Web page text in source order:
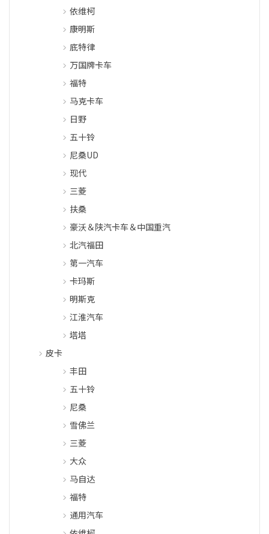
依维柯
康明斯
底特律
万国牌卡车
福特
马克卡车
日野
五十铃
尼桑UD
现代
三菱
扶桑
豪沃＆陕汽卡车＆中国重汽
北汽福田
第一汽车
卡玛斯
明斯克
江淮汽车
塔塔
皮卡
丰田
五十铃
尼桑
雪佛兰
三菱
大众
马自达
福特
通用汽车